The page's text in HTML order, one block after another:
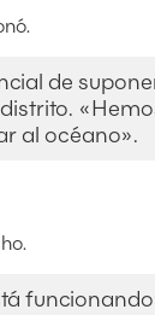
de
al océano».